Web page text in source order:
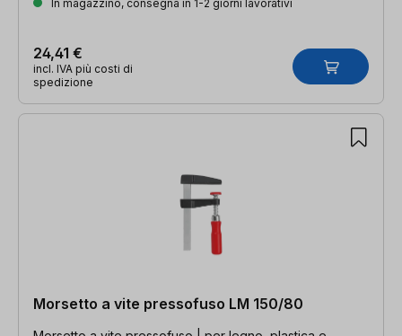
In magazzino, consegna in 1-2 giorni lavorativi
24,41 €
incl. IVA più costi di
spedizione
Morsetto a vite pressofuso LM 150/80